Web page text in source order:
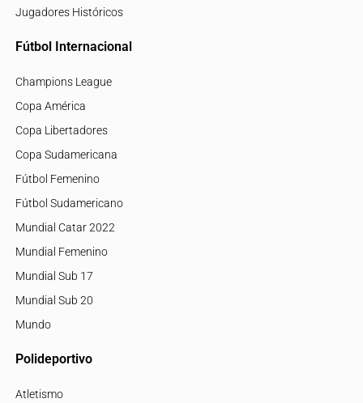
Jugadores Históricos
Fútbol Internacional
Champions League
Copa América
Copa Libertadores
Copa Sudamericana
Fútbol Femenino
Fútbol Sudamericano
Mundial Catar 2022
Mundial Femenino
Mundial Sub 17
Mundial Sub 20
Mundo
Polideportivo
Atletismo